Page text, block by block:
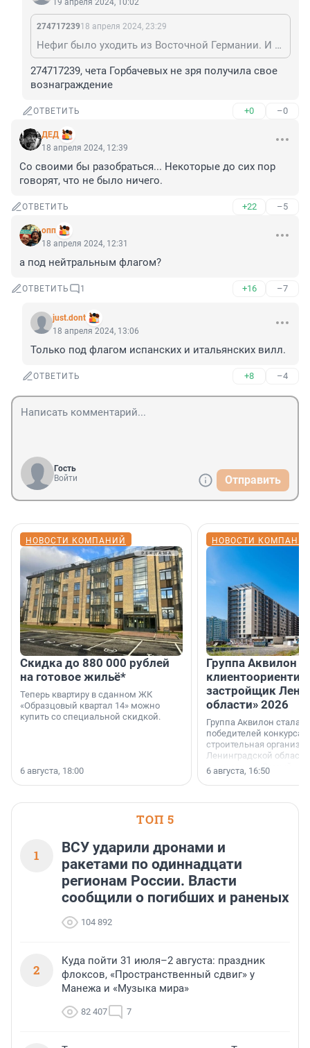
19 апреля 2024, 10:02
27471723918 апреля 2024, 23:29
Нефиг было уходить из Восточной Германии. И "леопардов" был не было на Украине, и приглашали бы всюду.
274717239, чета Горбачевых не зря получила свое
вознаграждение
ОТВЕТИТЬ +0 –0
ДЕД
18 апреля 2024, 12:39
Со своими бы разобраться... Некоторые до сих пор
говорят, что не было ничего.
ОТВЕТИТЬ +22 –5
опп
18 апреля 2024, 12:31
а под нейтральным флагом?
ОТВЕТИТЬ 1 +16 –7
just.dont
18 апреля 2024, 13:06
Только под флагом испанских и итальянских вилл.
ОТВЕТИТЬ +8 –4
Гость
Войти
Отправить
НОВОСТИ КОМПАНИЙ
Скидка до 880 000 рублей
на готовое жильё*
Теперь квартиру в сданном ЖК
«Образцовый квартал 14» можно
купить со специальной скидкой.
6 августа, 18:00
НОВОСТИ
Группа Аквилон
застройщик
области» 2026
Группа Аквилон стала
победителей конкурса
строительная
Ленинградской области
номинации «Самый
застройщик
области».
6 августа, 16:50
ТОП 5
1
ВСУ ударили дронами и
ракетами по одиннадцати
регионам России. Власти
сообщили о погибших и раненых
104 892
2
Куда пойти 31 июля–2 августа: праздник
флоксов, «Пространственный сдвиг» у
Манежа и «Музыка мира»
82 407 7